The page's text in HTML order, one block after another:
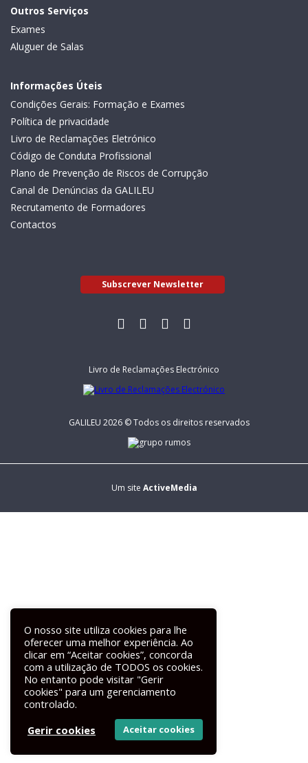
Outros Serviços
Exames
Aluguer de Salas
Informações Úteis
Condições Gerais: Formação e Exames
Política de privacidade
Livro de Reclamações Eletrónico
Código de Conduta Profissional
Plano de Prevenção de Riscos de Corrupção
Canal de Denúncias da GALILEU
Recrutamento de Formadores
Contactos
Subscrever Newsletter
Livro de Reclamações Electrónico
GALILEU 2026 © Todos os direitos reservados
Um site ActiveMedia
O nosso site utiliza cookies para lhe
oferecer uma melhor experiência. Ao
clicar em “Aceitar cookies”, concorda
com a utilização de TODOS os cookies.
No entanto pode visitar "Gerir
cookies" para um gerenciamento
controlado.
Gerir cookies
Aceitar cookies